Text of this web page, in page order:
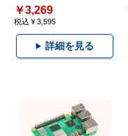
￥3,269
税込￥3,595
詳細を見る